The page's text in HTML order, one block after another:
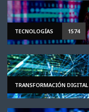
TECNOLOGÍAS 1574
TRANSFORMACIÓN DIGITAL